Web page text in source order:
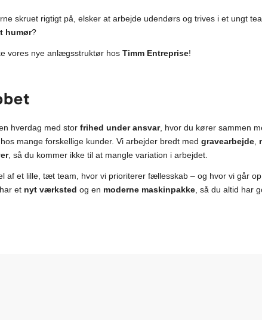
skruet rigtigt på, elsker at arbejde udendørs og trives i et ungt
humør?
vores nye anlægsstruktør hos Timm Entreprise!
hverdag med stor frihed under ansvar, hvor du kører sammen
mange forskellige kunder. Vi arbejder bredt med gravearbejde,
, så du kommer ikke til at mangle variation i arbejdet.
af et lille, tæt team, hvor vi prioriterer fællesskab – og hvor vi går
et nyt værksted og en moderne maskinpakke, så du altid har